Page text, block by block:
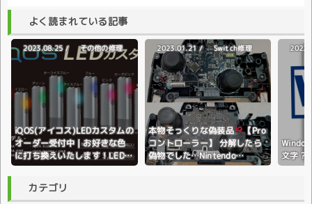
よく読まれている記事
iQOS(アイコス)LEDカスタムの
オーダー受付中｜お好きな色
に打ち換えいたします！LEDラ
イトの色変更♪全国配送対応♪
2023.08.25 / その他の修理
本物そっくりな偽装品 【Pro
コントローラー】 分解したら
偽物でした…Nintendo
Switch(ニンテンドースイッ
2023.01.21 / Switch修理
文字？
カテゴリ